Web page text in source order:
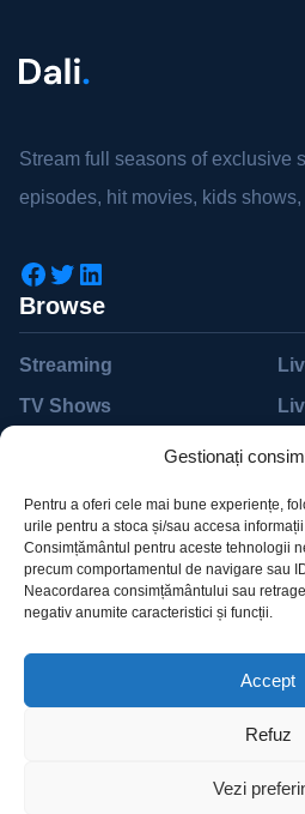
Gestionați
Pentru a oferi cele mai bune experiențe,
urile pentru a stoca și/sau accesa
Consimțământul pentru aceste tehnologii
precum comportamentul de navigare sau
Neacordarea consimțământului sau
negativ anumite caracteristici și funcții.
Accept
Refuz
Vezi
Stream full seasons of exclusive
episodes, hit movies, kids shows,
Browse
Streaming
TV Shows
Help Desk
Billing
Pricing
©2023 Dali. Designed by